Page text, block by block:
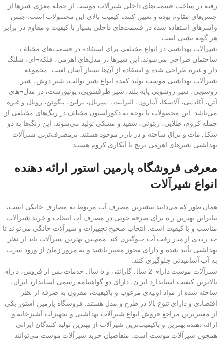
رفته در ساخت قسمت‌های داخلی شیرآلات موست از جمله مغزی شیرها از
جنس‌های مقاوم بوده و تعیین کننده کیفیت بالای این محصولات است. جنس
واشرهای استفاده شده در قسمت‌های داخلی بسیار با کیفیت و مقاوم در برابر
هر گونه نشتی است.
شیرآلات بهداشتی در انواع مختلفی برای استفاده در قسمت‌های مختلف
ساختمان طراحی می‌شوند. این شیرها در مدل‌های اهرمی، فلکه¬ای، شلنگ
دار و غیره طراحی شده و استفاده از آن‌ها بسیار آسان است. مجموعه
شیرآلات بهداشتی موست تولید کننده انواع شیر توالت، شیر دوش، شیر
روشویی، شیر روشویی پایه بلند، شیر ظرفشویی، یونیورست، در مدل¬های
آتن، آکادمی، آلاسکا، آمازون، الیزابت، امپریال، برلین، پنگوئن، رویال و غیره
می‌باشد. این محصولات با توجه به دکوراسیون مختلف در رنگ‌های مختلفی از
جمله کروم، طلایی، زیتونی، سفید و مشکی تولید می‌شوند. این رنگ‌ها به دو
شکل مات و براق ساخته و در بازار موجود هستند. پرمصرف‌ترین شیرآلات
بهداشتی شیرهای اهرمی برنج با آبکاری کروم هستند.
معرفی فروشگاه پارمین استور ارائه دهنده
انواع شیرآلات
همان طور که می‌دانید بیشترین مصرف آب مربوط به مصارف خانگی است،
بنابراین بهترین راه برای صرفه جویی در مصرف آب انتخاب و خرید شیرآلات
مناسب و با کیفیت است. انتخاب صحیح تجهیزات و شیرآلات خانگی می‌تواند تا
حد زیادی از هدر رفت آب جلوگیری کند. همچنین بهترین شیرآلات باید از نظر
بهداشتی تأیید شده و دارای مجوز معتبر باشند و به مرور زمان از ورود سرب
به آب آشامیدنی جلوگیری کنند.
شیرآلات موست دارای 2 سال گارانتی و 5 سال خدمات پس از فروش، دارای
بالاترین کیفیت استاندارد ایران، دارای دو گواهینامه رسمی استاندارد ایران،
ساخته شده از مواد اولیه‌ی مرغوب و باکیفیت، مقرون به صرفه از نظر
اقتصادی و دارای تنوع بالا در طرح و مدل هستند. فروشگاه پارمین استور یکی
از معتبرترین مراجع فروش انواع شیرآلات بهداشتی و تجهیزات آشپزخانه و
ارائه دهنده بهترین و باکیفیت‌ترین شیرآلات از بهترین تولید کنندگان ایرانی
همچون شیرآلات موست است. متقاضیان خرید شیرآلات موست می‌توانند